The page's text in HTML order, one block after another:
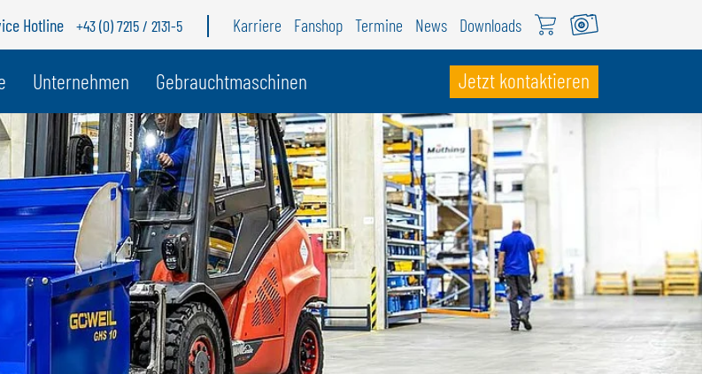
BNL
SCHWEIZ
GÖWEIL Schweiz
DEUTSCH
FRANÇAIS
Hotline +43 (0) 7215 / 2131-5 Karriere Fanshop Termine News Downloads
Unternehmen Gebrauchtmaschinen Jetzt kontaktieren